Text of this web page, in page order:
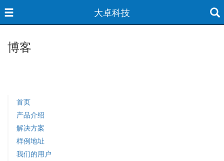
大卓科技
博客
首页
产品介绍
解决方案
样例地址
我们的用户